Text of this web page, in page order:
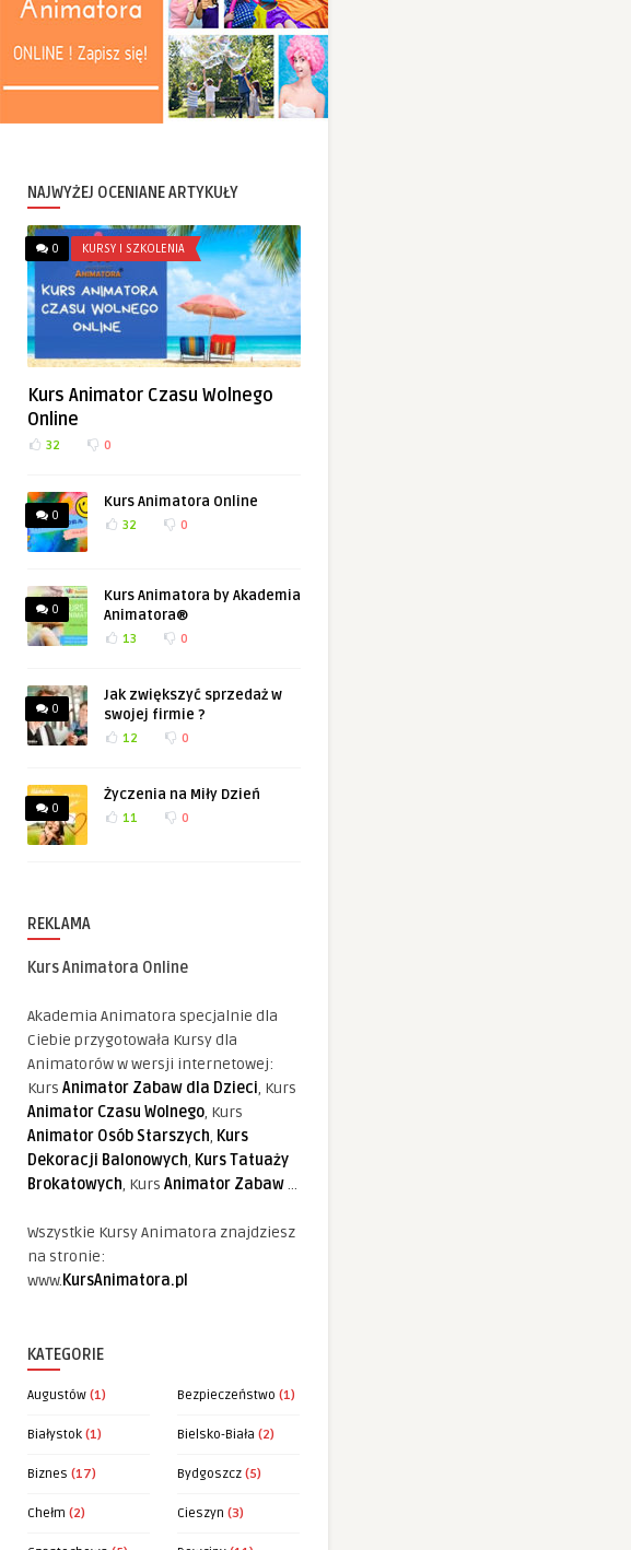
NAJWYŻEJ OCENIANE ARTYKUŁY
0 KURSY I SZKOLENIA
Kurs Animator Czasu Wolnego
Online
32 0
0
Kurs Animatora Online
32 0
0
Kurs Animatora by Akademia
Animatora®
13 0
0
Jak zwiększyć sprzedaż w
swojej firmie ?
12 0
0
Życzenia na Miły Dzień
11 0
REKLAMA
Kurs Animatora Online
Akademia Animatora specjalnie dla
Ciebie przygotowała Kursy dla
Animatorów w wersji internetowej:
Kurs Animator Zabaw dla Dzieci, Kurs
Animator Czasu Wolnego, Kurs
Animator Osób Starszych, Kurs
Dekoracji Balonowych, Kurs Tatuaży
Brokatowych, Kurs Animator Zabaw...
Wszystkie Kursy Animatora znajdziesz
na stronie:
www.KursAnimatora.pl
KATEGORIE
Augustów (1) Bezpieczeństwo (1)
Białystok (1) Bielsko-Biała (2)
Biznes (17) Bydgoszcz (5)
Chełm (2) Cieszyn (3)